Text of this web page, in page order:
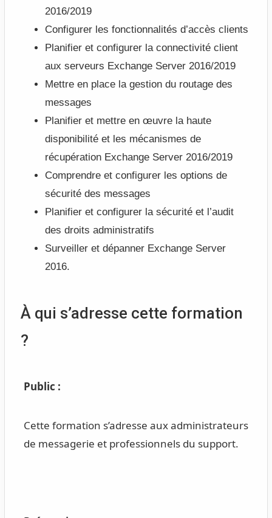
2016/2019
Configurer les fonctionnalités d’accès clients
Planifier et configurer la connectivité client
aux serveurs Exchange Server 2016/2019
Mettre en place la gestion du routage des
messages
Planifier et mettre en œuvre la haute
disponibilité et les mécanismes de
récupération Exchange Server 2016/2019
Comprendre et configurer les options de
sécurité des messages
Planifier et configurer la sécurité et l’audit
des droits administratifs
Surveiller et dépanner Exchange Server
2016.
À qui s’adresse cette formation
?
Public :
Cette formation s’adresse aux administrateurs
de messagerie et professionnels du support.